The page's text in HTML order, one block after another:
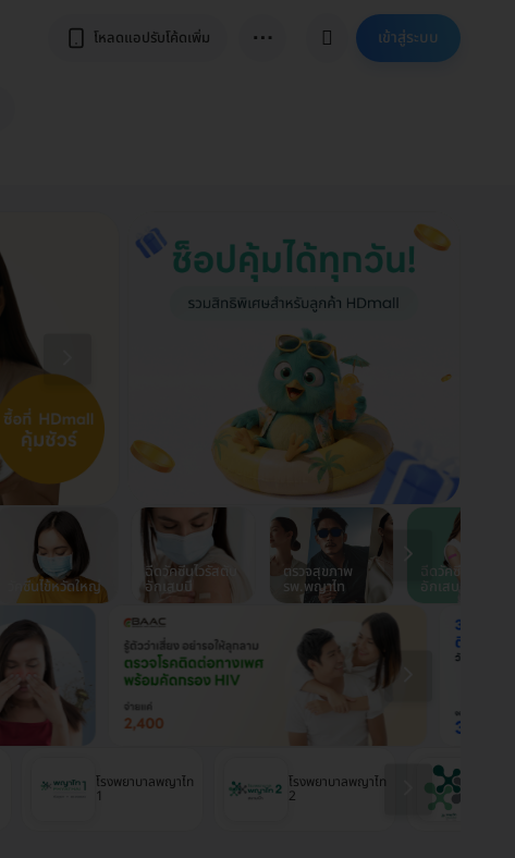
โหลดแอปรับโค้ดเพิ่ม ⋯ เข้าสู่ระบบ
วัคซีนไข้หวัดใหญ่
ฉีดวัคซีนไวรัสตับ
อักเสบบี
ตรวจสุขภาพ
รพ.พญาไท
ฉีดวัคซีนปอด
อักเสบ
โรงพยาบาลพญาไท
1
โรงพยาบาลพญาไท
2